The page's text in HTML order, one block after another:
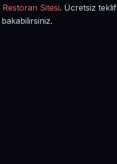
Restoran Sitesi. Ücretsiz teklif
bakabilirsiniz.